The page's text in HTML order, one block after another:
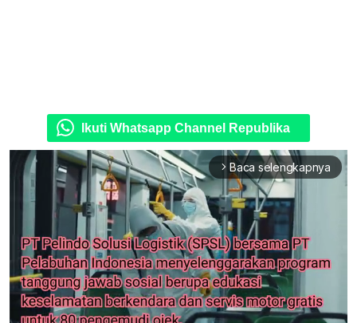
Ikuti Whatsapp Channel Republika
arrow_forward_ios Baca selengkapnya